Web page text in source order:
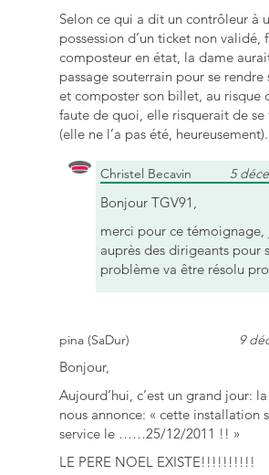
Selon ce qui a dit un contrôleur à
possession d’un ticket non validé,
composteur en état, la dame
passage souterrain pour se rendre
et composter son billet, au risque
faute de quoi, elle risquerait de se
(elle ne l’a pas été, heureusement).
Christel Becavin 5
Bonjour TGV91,
merci pour ce témoignage,
auprès des dirigeants pour
problème va être résolu
pina (SaDur) 9
Bonjour,
Aujourd’hui, c’est un grand jour:
nous annonce: « cette installation
service le ……25/12/2011 !! »
LE PERE NOEL EXISTE!!!!!!!!!!